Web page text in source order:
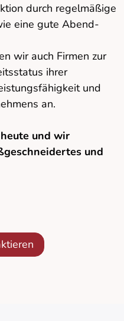
durch regelmäßige
eine gute Abend-
wir auch Firmen zur
ihrer
und
an.
und wir
und